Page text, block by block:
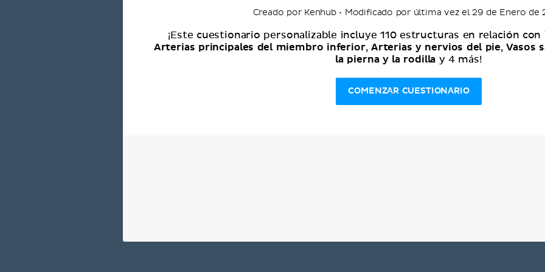
Creado por Kenhub • Modificado por última vez el 29 de Enero de
¡Este cuestionario personalizable incluye 110 estructuras en relación
Arterias principales del miembro inferior, Arterias y nervios del pie,Vasos
la pierna y la rodilla y 4 más!
COMENZAR CUESTIONARIO